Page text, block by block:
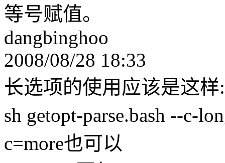
等号赋值。
dangbinghoo
2008/08/28 18:33
长选项的使用应该是这样:
sh getopt-parse.bash --c-
c=more也可以